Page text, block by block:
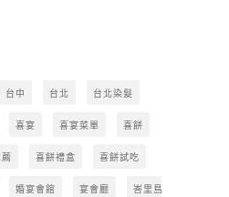
台中 台北 台北染髮
喜宴 喜宴菜單 喜餅
喜餅禮盒 喜餅試吃
婚宴會館 宴會廳 峇里島